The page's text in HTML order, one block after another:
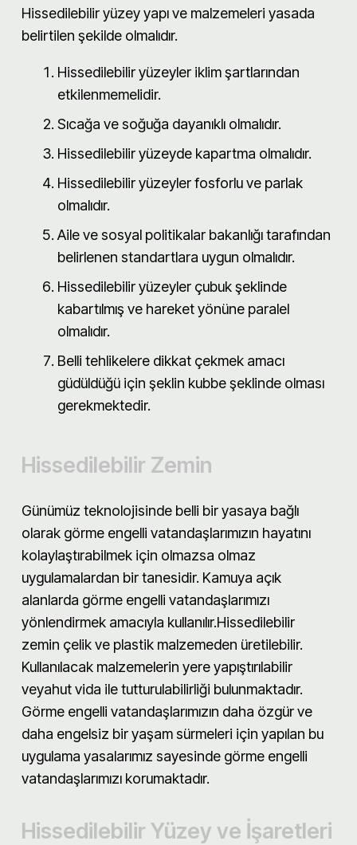
Hissedilebilir yüzey yapı ve malzemeleri yasada
belirtilen şekilde olmalıdır.
Hissedilebilir yüzeyler iklim şartlarından
etkilenmemelidir.
Sıcağa ve soğuğa dayanıklı olmalıdır.
Hissedilebilir yüzeyde kapartma olmalıdır.
Hissedilebilir yüzeyler fosforlu ve parlak
olmalıdır.
Aile ve sosyal politikalar bakanlığı tarafından
belirlenen standartlara uygun olmalıdır.
Hissedilebilir yüzeyler çubuk şeklinde
kabartılmış ve hareket yönüne paralel
olmalıdır.
Belli tehlikelere dikkat çekmek amacı
güdüldüğü için şeklin kubbe şeklinde olması
gerekmektedir.
Hissedilebilir Zemin
Günümüz teknolojisinde belli bir yasaya bağlı
olarak görme engelli vatandaşlarımızın hayatını
kolaylaştırabilmek için olmazsa olmaz
uygulamalardan bir tanesidir. Kamuya açık
alanlarda görme engelli vatandaşlarımızı
yönlendirmek amacıyla kullanılır.Hissedilebilir
zemin çelik ve plastik malzemeden üretilebilir.
Kullanılacak malzemelerin yere yapıştırılabilir
veyahut vida ile tutturulabilirliği bulunmaktadır.
Görme engelli vatandaşlarımızın daha özgür ve
daha engelsiz bir yaşam sürmeleri için yapılan bu
uygulama yasalarımız sayesinde görme engelli
vatandaşlarımızı korumaktadır.
Hissedilebilir Yüzey ve İşaretleri